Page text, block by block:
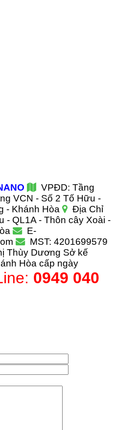
VPĐD: Tầng
VCN - Số 2 Tố Hữu -
- Khánh Hòa
Địa Chỉ
- QL1A - Thôn cây Xoài -
E-
MST: 4201699579
Thùy Dương Sở kế
Hòa cấp ngày
0949 040